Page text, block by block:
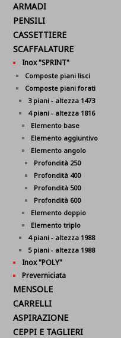
ARMADI
PENSILI
CASSETTIERE
SCAFFALATURE
Inox "SPRINT"
Composte piani lisci
Composte piani forati
3 piani - altezza 1473
4 piani - altezza 1816
Elemento base
Elemento aggiuntivo
Elemento angolo
Profondità 250
Profondità 400
Profondità 500
Profondità 600
Elemento doppio
Elemento triplo
4 piani - altezza 1988
5 piani - altezza 1988
Inox "POLY"
Preverniciata
MENSOLE
CARRELLI
ASPIRAZIONE
CEPPI E TAGLIERI